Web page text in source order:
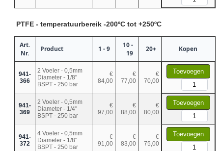
PTFE - temperatuurbereik -200ºC tot +250ºC
Art.
Nr.
Product 1 - 9
10 -
19
20+ Kopen
941-
366
2 Voeler - 0,5mm
Diameter - 1/8"
BSPT - 250 bar
€
84,00
€
77,00
€
70,00
Toevoegen
941-
369
2 Voeler - 0,5mm
Diameter - 1/4"
BSPT - 250 bar
€
97,00
€
88,00
€
80,00
Toevoegen
941-
372
4 Voeler - 0,5mm
Diameter - 1/8"
BSPT - 250 bar
€
91,00
€
83,00
€
75,00
Toevoegen